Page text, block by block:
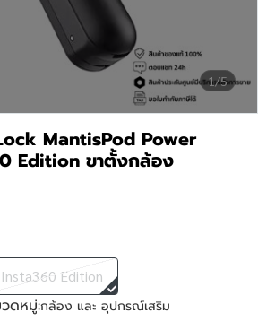
1/5
MantisPod Power
Edition ขาตั้งกล้อง
Insta360 Edition
ดหมู่:กล้อง และ อุปกรณ์เสริม